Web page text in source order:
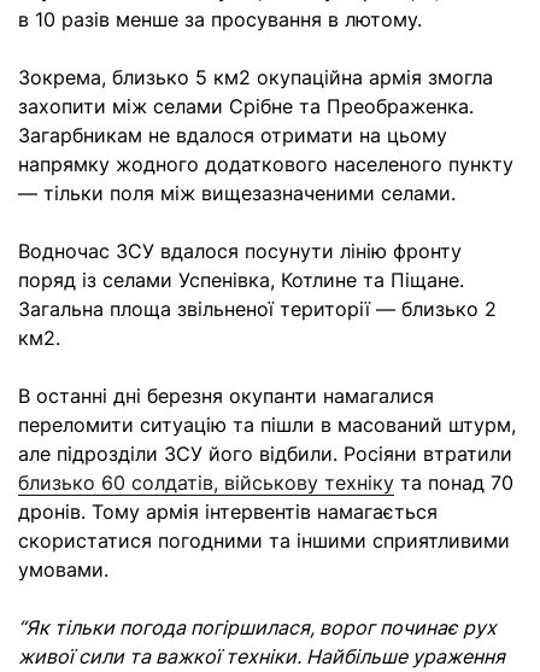
в 10 разів менше за просування в лютому.
Зокрема, близько 5 км2 окупаційна армія змогла
захопити між селами Срібне та Преображенка.
Загарбникам не вдалося отримати на цьому
напрямку жодного додаткового населеного пункту
— тільки поля між вищезазначеними селами.
Водночас ЗСУ вдалося посунути лінію фронту
поряд із селами Успенівка, Котлине та Піщане.
Загальна площа звільненої території — близько 2
км2.
В останні дні березня окупанти намагалися
переломити ситуацію та пішли в масований штурм,
але підрозділи ЗСУ його відбили. Росіяни втратили
близько 60 солдатів, військову техніку та понад 70
дронів. Тому армія інтервентів намагається
скористатися погодними та іншими сприятливими
умовами.
“Як тільки погода погіршилася, ворог починає рух
живої сили та важкої техніки. Найбільше ураження